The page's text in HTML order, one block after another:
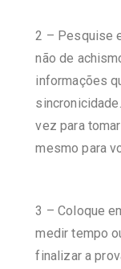
2 – Pesquise
não de
informações
vez para
mesmo para
3 – Coloque
medir tempo
finalizar a